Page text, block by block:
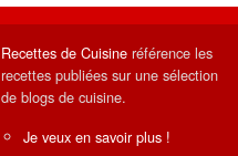
Recettes de Cuisine référence les
recettes publiées sur une sélection
de blogs de cuisine.
Je veux en savoir plus !